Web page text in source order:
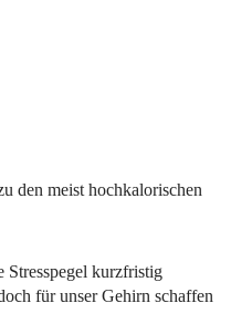
den meist hochkalorischen
Stresspegel kurzfristig
für unser Gehirn schaffen